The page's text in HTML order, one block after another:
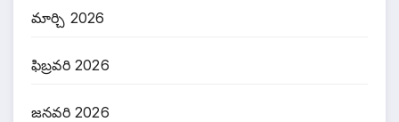
మార్చి 2026
ఫిబ్రవరి 2026
జనవరి 2026